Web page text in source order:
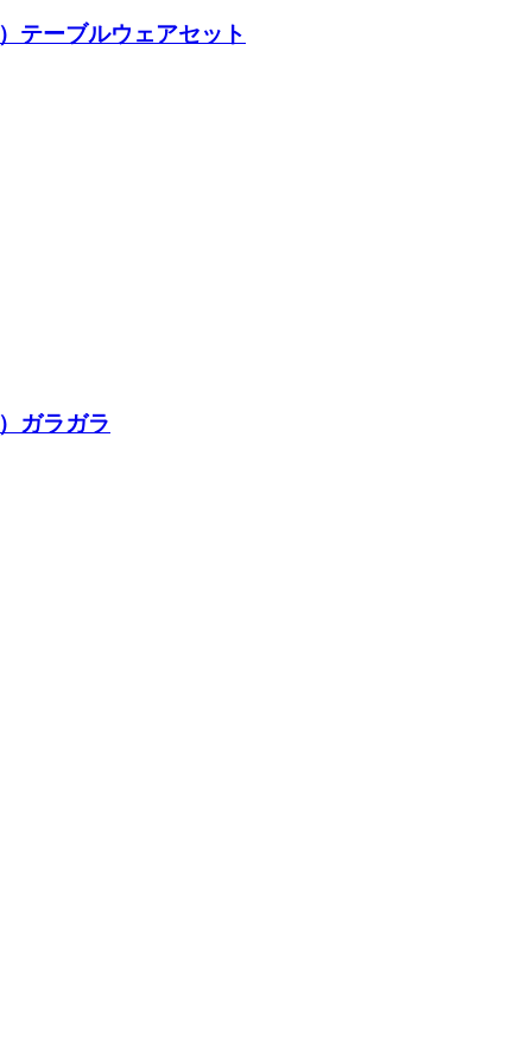
テーブルウェアセット
ガラガラ